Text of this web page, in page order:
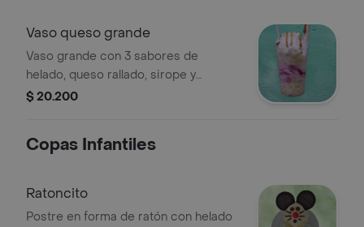
Vaso queso grande
Vaso grande con 3 sabores de
helado, queso rallado, sirope y
barquillo.
$ 20.200
Copas Infantiles
Ratoncito
Postre en forma de ratón con helado